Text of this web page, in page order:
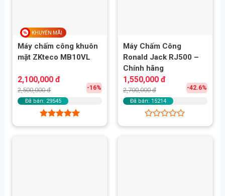
KHUYẾN MÃI
Máy chấm công khuôn
mặt ZKteco MB10VL
2,500,000đ
Giá
gốc
là:
2,500,000 đ.
2,100,000đ
Giá
hiện
tại
là:
2,100,000 đ.
-16%
Đã bán: 29545
Được xếp
Máy Chấm Công
Ronald Jack RJ500 –
Chính hãng
2,700,000đ
Giá
gốc
là:
2,700,000 đ.
1,550,000 đ
Giá
hiện
tại
là:
1,550,000 đ.
-42.6%
Đã bán: 15214
Được